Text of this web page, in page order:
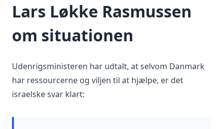
Lars Løkke Rasmussen
om situationen
Udenrigsministeren har udtalt, at selvom Danmark
har ressourcerne og viljen til at hjælpe, er det
israelske svar klart: